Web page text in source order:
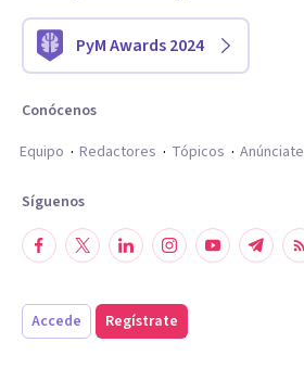
PyM Awards 2024
Conócenos
Equipo
Redactores Tópicos Anúnciate
Síguenos
Accede Regístrate